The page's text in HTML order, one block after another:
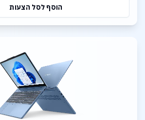
הוסף לסל הצעות